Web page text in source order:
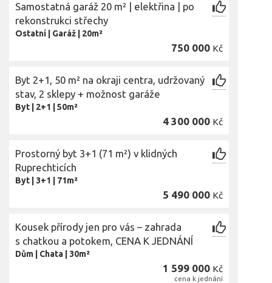
Samostatná garáž 20 m² | elektřina | po
rekonstrukci střechy
Ostatní Garáž 20m²
750 000 Kč
Byt 2+1, 50 m² na okraji centra, udržovaný
stav, 2 sklepy + možnost garáže
Byt 2+1 50m²
4 300 000 Kč
Prostorný byt 3+1 (71 m²) v klidných
Ruprechticích
Byt 3+1 71m²
5 490 000 Kč
Kousek přírody jen pro vás – zahrada
s chatkou a potokem, CENA K JEDNÁNÍ
Dům Chata 30m²
1 599 000 Kč
cena k jednání